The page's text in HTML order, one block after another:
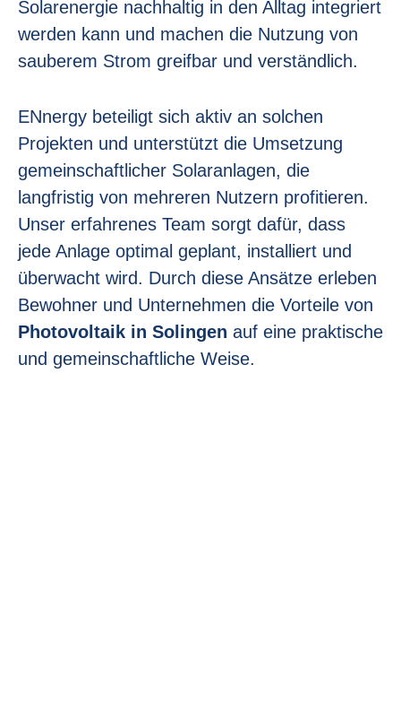
Solarenergie nachhaltig in den Alltag integriert
werden kann und machen die Nutzung von
sauberem Strom greifbar und verständlich.
ENnergy beteiligt sich aktiv an solchen
Projekten und unterstützt die Umsetzung
gemeinschaftlicher Solaranlagen, die
langfristig von mehreren Nutzern profitieren.
Unser erfahrenes Team sorgt dafür, dass
jede Anlage optimal geplant, installiert und
überwacht wird. Durch diese Ansätze erleben
Bewohner und Unternehmen die Vorteile von
Photovoltaik in Solingen auf eine praktische
und gemeinschaftliche Weise.